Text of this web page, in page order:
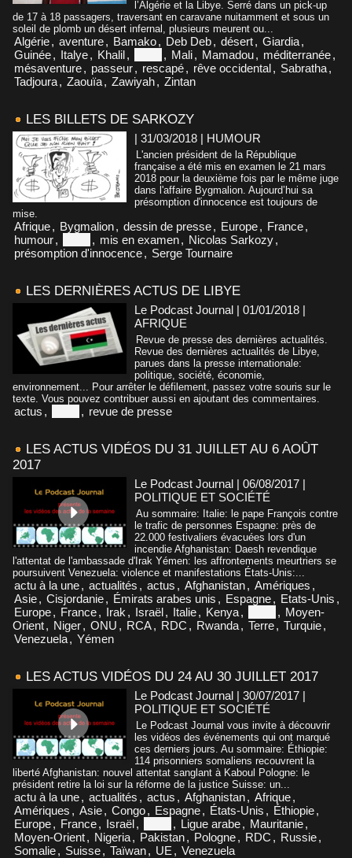
l’Algérie et la Libye. Serré dans un pick-up
de 17 à 18 passagers, traversant en caravane nuitamment et sous un
soleil de plomb un désert infernal, plusieurs meurent ou...
Algérie, aventure, Bamako, Deb Deb, désert, Giardia,
Guinée, Italye, Khalil, , Mali, Mamadou, méditerranée,
mésaventure, passeur, rescapé, rêve occidental, Sabratha,
Tadjoura, Zaouïa, Zawiyah, Zintan
LES BILLETS DE SARKOZY
| 31/03/2018 | HUMOUR
L'ancien président de la République
française a été mis en examen le 21 mars
2018 pour la deuxième fois par le même juge
dans l'affaire Bygmalion. Aujourd’hui sa
présomption d'innocence est toujours de
mise.
Afrique, Bygmalion, dessin de presse, Europe, France,
humour, , mis en examen, Nicolas Sarkozy,
présomption d'innocence, Serge Tournaire
LES DERNIÈRES ACTUS DE LIBYE
Le Podcast Journal | 01/01/2018 |
AFRIQUE
Revue de presse des dernières actualités.
Revue des dernières actualités de Libye,
parues dans la presse internationale:
politique, société, économie,
environnement... Pour arrêter le défilement, passez votre souris sur le
texte. Vous pouvez contribuer aussi en ajoutant des commentaires.
actus , , revue de presse
LES ACTUS VIDÉOS DU 31 JUILLET AU 6 AOÛT
2017
Le Podcast Journal | 06/08/2017 |
POLITIQUE ET SOCIÉTÉ
Au sommaire: Italie: le pape François contre
le trafic de personnes Espagne: près de
22.000 festivaliers évacuées lors d'un
incendie Afghanistan: Daesh revendique
l'attentat de l'ambassade d'Irak Yémen: les affrontements meurtriers se
poursuivent Venezuela: violence et manifestations États-Unis:...
actu à la une, actualités , actus , Afghanistan, Amériques ,
Asie, Cisjordanie, Émirats arabes unis , Espagne, Etats-Unis ,
Europe, France, Irak , Israël, Italie, Kenya, , Moyen-
Orient, Niger, ONU , RCA, RDC , Rwanda, Terre, Turquie,
Venezuela, Yémen
LES ACTUS VIDÉOS DU 24 AU 30 JUILLET 2017
Le Podcast Journal | 30/07/2017 |
POLITIQUE ET SOCIÉTÉ
Le Podcast Journal vous invite à découvrir
les vidéos des événements qui ont marqué
ces derniers jours. Au sommaire: Éthiopie:
114 prisonniers somaliens recouvrent la
liberté Afghanistan: nouvel attentat sanglant à Kaboul Pologne: le
président retire la loi sur la réforme de la justice Suisse: un...
actu à la une, actualités , actus , Afghanistan, Afrique,
Amériques , Asie, Congo, Espagne, États-Unis , Éthiopie,
Europe, France, Israël, , Ligue arabe, Mauritanie,
Moyen-Orient, Nigeria, Pakistan, Pologne, RDC , Russie,
Somalie, Suisse, Taïwan, UE , Venezuela